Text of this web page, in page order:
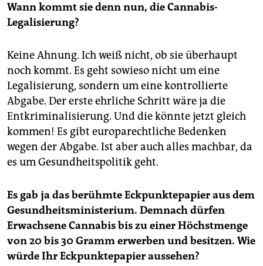
Wann kommt sie denn nun, die Cannabis-
Legalisierung?
Keine Ahnung. Ich weiß nicht, ob sie überhaupt
noch kommt. Es geht sowieso nicht um eine
Legalisierung, sondern um eine kontrollierte
Abgabe. Der erste ehrliche Schritt wäre ja die
Entkriminalisierung. Und die könnte jetzt gleich
kommen! Es gibt europarechtliche Bedenken
wegen der Abgabe. Ist aber auch alles machbar, da
es um Gesundheitspolitik geht.
Es gab ja das berühmte Eckpunktepapier aus dem
Gesundheitsministerium. Demnach dürfen
Erwachsene Cannabis bis zu einer Höchstmenge
von 20 bis 30 Gramm erwerben und besitzen. Wie
würde Ihr Eckpunkte­papier aussehen?